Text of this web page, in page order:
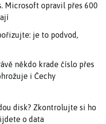
Microsoft opravil přes 600
je to podvod,
někdo krade číslo přes
i Čechy
disk? Zkontrolujte si ho
o data